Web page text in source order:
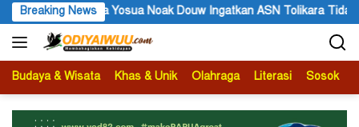
Langsung
ke
konten
Breaking News
Ingatkan ASN Tolikara Tidak Mudah Terima Informasi yang Belum
Budaya & Wisata Khas & Unik Olahraga Literasi Sosok